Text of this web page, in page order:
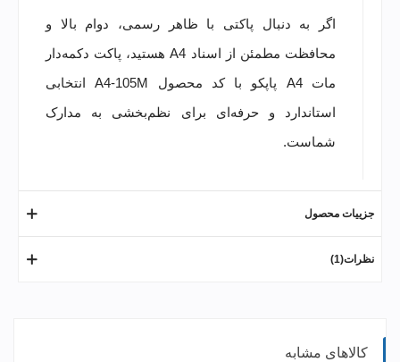
اگر به دنبال پاکتی با ظاهر رسمی، دوام بالا و
محافظت مطمئن از اسناد A4 هستید، پاکت دکمه‌دار
مات A4 پاپکو با کد محصول A4-105M انتخابی
استاندارد و حرفه‌ای برای نظم‌بخشی به مدارک
شماست.
جزییات محصول
نظرات(1)
کالاهای مشابه